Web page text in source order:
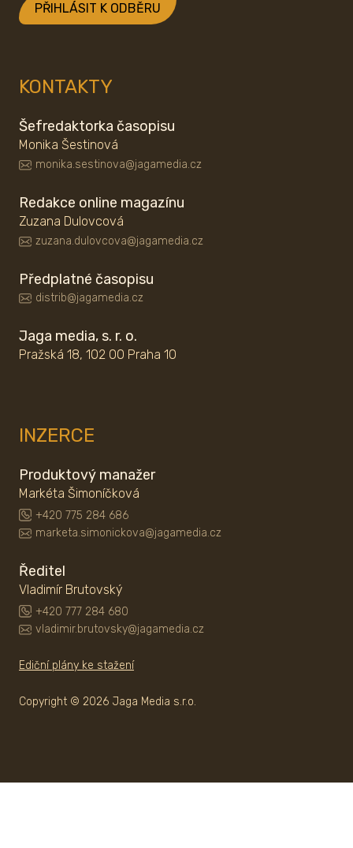
PŘIHLÁSIT K ODBĚRU
KONTAKTY
Šefredaktorka časopisu
Monika Šestinová
monika.sestinova@jagamedia.cz
Redakce online magazínu
Zuzana Dulovcová
zuzana.dulovcova@jagamedia.cz
Předplatné časopisu
distrib@jagamedia.cz
Jaga media, s. r. o.
Pražská 18, 102 00 Praha 10
INZERCE
Produktový manažer
Markéta Šimoníčková
+420 775 284 686
marketa.simonickova@jagamedia.cz
Ředitel
Vladimír Brutovský
+420 777 284 680
vladimir.brutovsky@jagamedia.cz
Ediční plány ke stažení
Copyright © 2026 Jaga Media s.r.o.